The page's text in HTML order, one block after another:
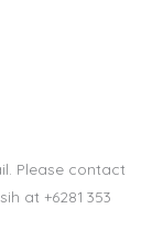
Please contact
at +6281 353